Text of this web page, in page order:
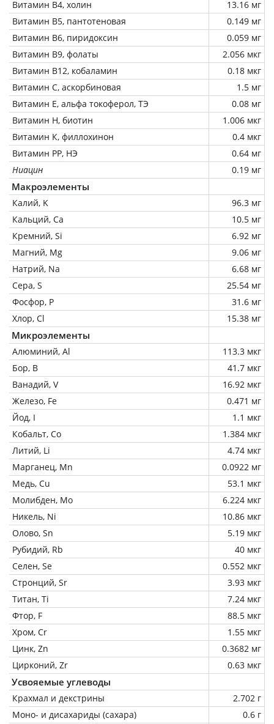
Витамин В4, холин
13.16 мг
Витамин В5, пантотеновая
0.149 мг
Витамин В6, пиридоксин
0.059 мг
Витамин В9, фолаты
2.056 мкг
Витамин В12, кобаламин
0.18 мкг
Витамин C, аскорбиновая
1.5 мг
Витамин Е, альфа токоферол, ТЭ
0.08 мг
Витамин Н, биотин
1.006 мкг
Витамин К, филлохинон
0.4 мкг
Витамин РР, НЭ
0.64 мг
Ниацин
0.19 мг
Макроэлементы
Калий, K
96.3 мг
Кальций, Ca
10.5 мг
Кремний, Si
6.92 мг
Магний, Mg
9.06 мг
Натрий, Na
6.68 мг
Сера, S
25.54 мг
Фосфор, P
31.6 мг
Хлор, Cl
15.38 мг
Микроэлементы
Алюминий, Al
113.3 мкг
Бор, B
41.7 мкг
Ванадий, V
16.92 мкг
Железо, Fe
0.471 мг
Йод, I
1.1 мкг
Кобальт, Co
1.384 мкг
Литий, Li
4.74 мкг
Марганец, Mn
0.0922 мг
Медь, Cu
53.1 мкг
Молибден, Mo
6.224 мкг
Никель, Ni
10.86 мкг
Олово, Sn
5.19 мкг
Рубидий, Rb
40 мкг
Селен, Se
0.552 мкг
Стронций, Sr
3.93 мкг
Титан, Ti
7.24 мкг
Фтор, F
88.5 мкг
Хром, Cr
1.55 мкг
Цинк, Zn
0.3682 мг
Цирконий, Zr
0.63 мкг
Усвояемые углеводы
Крахмал и декстрины
2.702 г
Моно- и дисахариды (сахара)
0.6 г